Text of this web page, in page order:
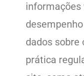
informações
dados sobre
prática